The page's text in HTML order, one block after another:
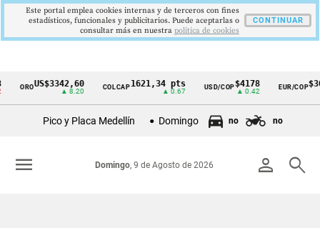
Cintillo
Colombia
US$3342,60
▲ 8.20
COLCAP1621,34 pts
▲ 0.67
USD/COP$4178
▲ 0.42
EUR/COP$3648
Pico y Placa Medellín Domingo no no
person search
Domingo, 9 de Agosto de 2026
menu
Este portal emplea cookies internas y de terceros con fines
estadísticos, funcionales y publicitarios. Puede aceptarlas o
consultar más en nuestra politica de cookies
CONTINUAR